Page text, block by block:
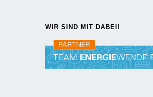
WIR SIND MIT DABEI!